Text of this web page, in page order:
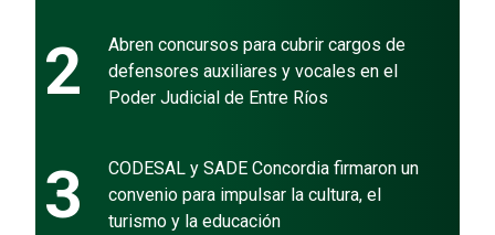
2
Abren concursos para cubrir cargos de
defensores auxiliares y vocales en el
Poder Judicial de Entre Ríos
3
CODESAL y SADE Concordia firmaron un
convenio para impulsar la cultura, el
turismo y la educación